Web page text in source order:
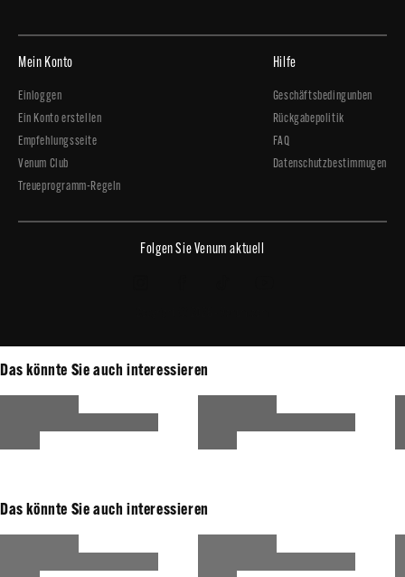
Mein Konto
Einloggen
Ein Konto erstellen
Empfehlungsseite
Venum Club
Treueprogramm-Regeln
Hilfe
Geschäftsbedingunben
Rückgabepolitik
FAQ
Datenschutzbestimmugen
Folgen Sie Venum aktuell
Das könnte Sie auch interessieren
Das könnte Sie auch interessieren